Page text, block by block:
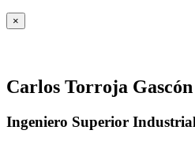
×
Carlos Torroja Gascón
Ingeniero Superior